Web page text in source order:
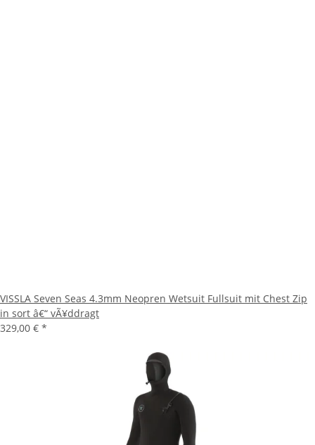
VISSLA Seven Seas 4.3mm Neopren Wetsuit Fullsuit mit Chest Zip
in sort â€“ vÃ¥ddragt
329,00 € *